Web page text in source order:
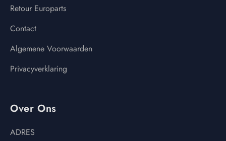
Retour Europarts
Contact
Algemene Voorwaarden
Privacyverklaring
Over Ons
ADRES